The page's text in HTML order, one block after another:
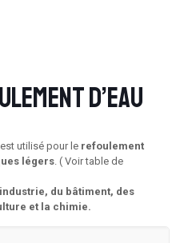
D’EAU
utilisé pour le refoulement
légers. ( Voir table de
du bâtiment, des
et la chimie.